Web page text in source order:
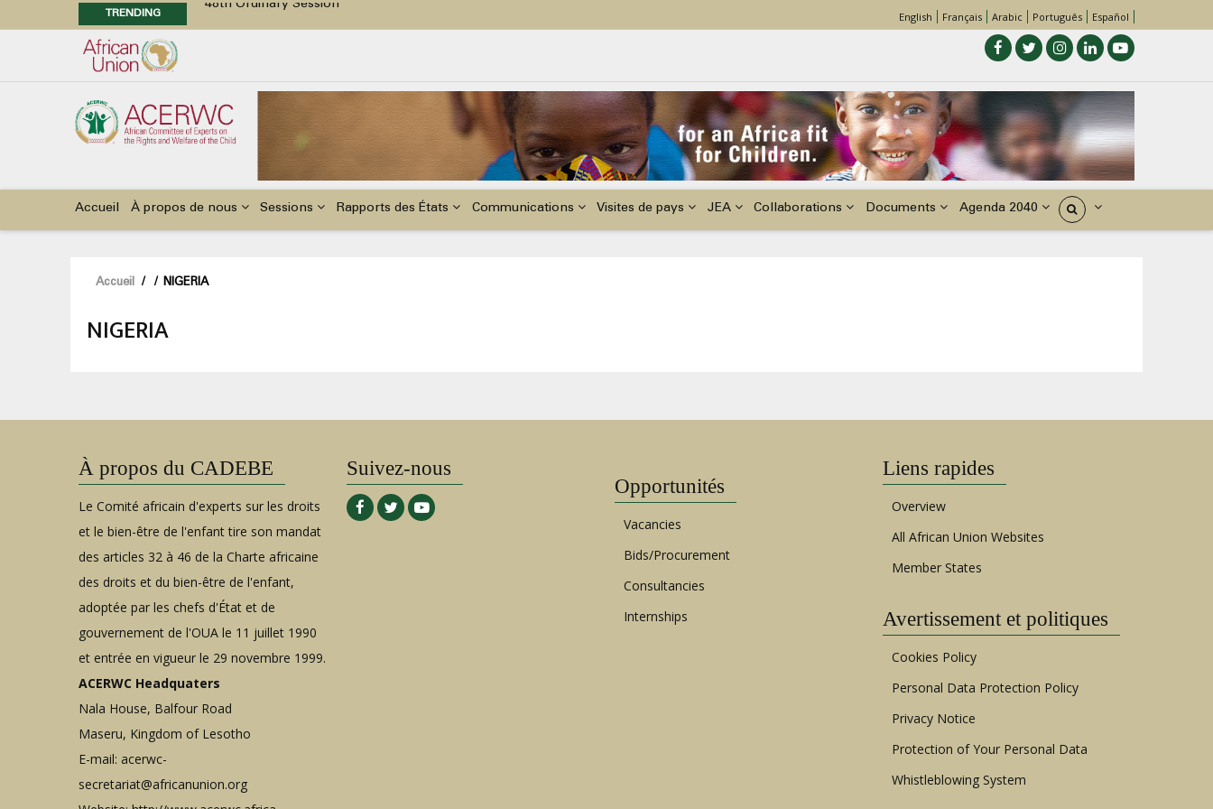
TRENDING
Advocacy Factsheet : Climate Change, El Niño, & Africa’s Children’s Rights to Food & Water
English Français Arabic Português Español
Main
navigation
Accueil À propos de nous Sessions Rapports des États Communications Visites de pays JEA Collaborations Documents Agenda 2040 États
Fil
d'Ariane
Accueil / / NIGERIA
NIGERIA
À propos du CADEBE
Le Comité africain d'experts sur les droits
et le bien-être de l'enfant tire son mandat
des articles 32 à 46 de la Charte africaine
des droits et du bien-être de l'enfant,
adoptée par les chefs d'État et de
gouvernement de l'OUA le 11 juillet 1990
et entrée en vigueur le 29 novembre 1999.
ACERWC Headquaters
Nala House, Balfour Road
Maseru, Kingdom of Lesotho
E-mail: acerwc-
secretariat@africanunion.org
Suivez-nous
Opportunités
Vacancies
Bids/Procurement
Consultancies
Internships
Liens rapides
Overview
All African Union Websites
Member States
Avertissement et politiques
Cookies Policy
Personal Data Protection Policy
Privacy Notice
Protection of Your Personal Data
Whistleblowing System